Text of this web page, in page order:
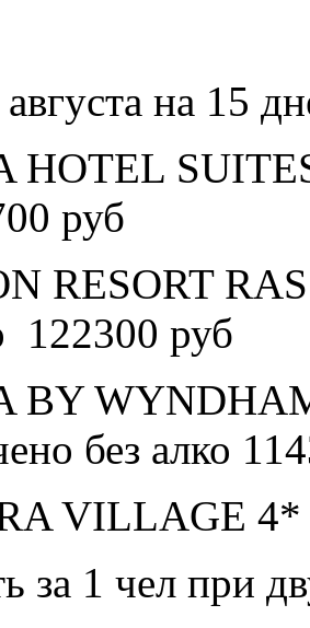
на 15
HOTEL
руб
RESORT
122300 руб
BY
без алко
VILLAGE 4*
за 1 чел при